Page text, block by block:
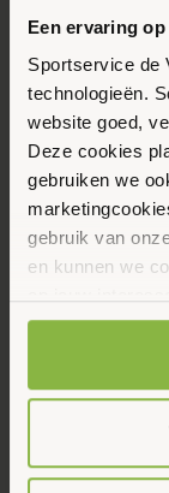
Een ervaring op
Sportservice de
technologieën.
website goed,
Deze cookies
gebruiken we
gebruik van
en kunnen we
gedeeld met
staan. Via
kiezen welke
11:00 - 12:00
Hof van Sint
Maak
9